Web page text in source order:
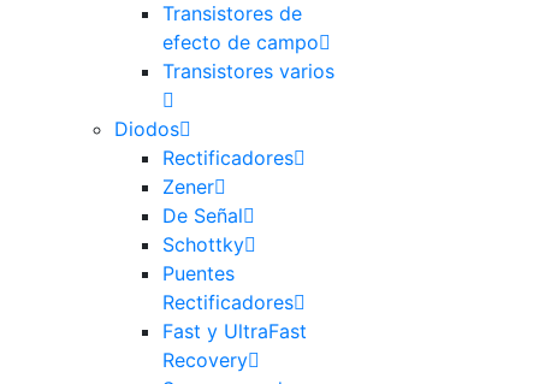
Transistores de
efecto de campo
Transistores varios
Diodos
Rectificadores
Zener
De Señal
Schottky
Puentes
Rectificadores
Fast y UltraFast
Recovery